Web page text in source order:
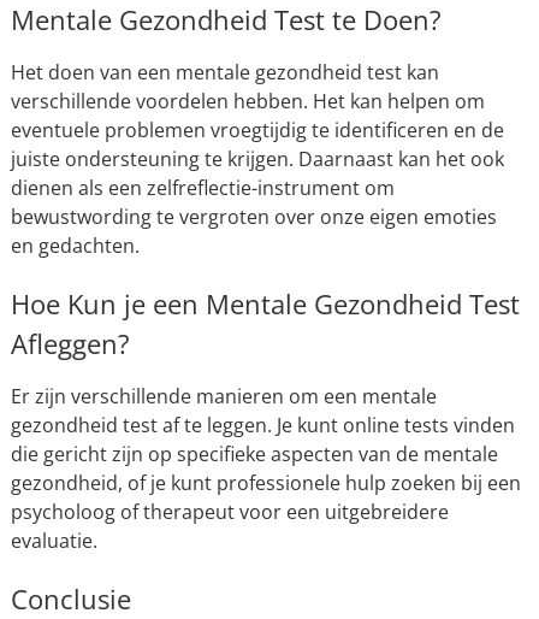
Mentale Gezondheid Test te Doen?
Het doen van een mentale gezondheid test kan
verschillende voordelen hebben. Het kan helpen om
eventuele problemen vroegtijdig te identificeren en de
juiste ondersteuning te krijgen. Daarnaast kan het ook
dienen als een zelfreflectie-instrument om
bewustwording te vergroten over onze eigen emoties
en gedachten.
Hoe Kun je een Mentale Gezondheid Test
Afleggen?
Er zijn verschillende manieren om een mentale
gezondheid test af te leggen. Je kunt online tests vinden
die gericht zijn op specifieke aspecten van de mentale
gezondheid, of je kunt professionele hulp zoeken bij een
psycholoog of therapeut voor een uitgebreidere
evaluatie.
Conclusie